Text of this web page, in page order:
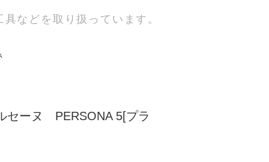
などを取り扱っています。
セーヌ PERSONA 5[プラ